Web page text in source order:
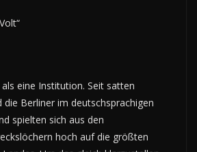
eine Institution. Seit satten
die Berliner im deutschsprachigen
spielten sich aus den
hoch auf die größten